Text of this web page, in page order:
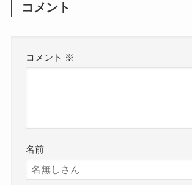
コメント
コメント ※
名前